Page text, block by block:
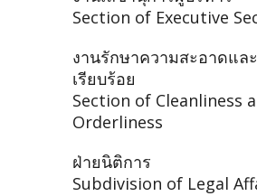
Section of Executive
งานรักษาความสะอาดแล
เรียบร้อย
Section of Cleanliness
Orderliness
ฝ่ายนิติการ
Subdivision of Legal